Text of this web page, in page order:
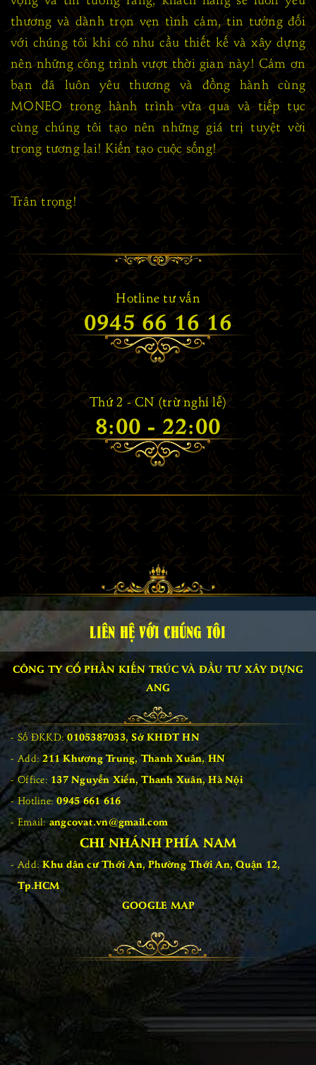
thương và dành trọn vẹn tình cảm, tin tưởng đối
với chúng tôi khi có nhu cầu thiết kế và xây dựng
nên những công trình vượt thời gian này! Cảm ơn
bạn đã luôn yêu thương và đồng hành cùng
MONEO trong hành trình vừa qua và tiếp tục
cùng chúng tôi tạo nên những giá trị tuyệt vời
trong tương lai! Kiến tạo cuộc sống!
Trân trọng!
Hotline tư vấn
0945 66 16 16
Thứ 2 - CN (trừ nghỉ lễ)
8:00 - 22:00
LIÊN HỆ VỚI CHÚNG TÔI
CÔNG TY CỔ PHẦN KIẾN TRÚC VÀ ĐẦU TƯ XÂY DỰNG
ANG
Số ĐKKD:0105387033, Sở KHĐT HN
Add:211 Khương Trung, Thanh Xuân, HN
Office:137 Nguyễn Xiển, Thanh Xuân, Hà Nội
Hotline:0945 661 616
Email:angcovat.vn@gmail.com
CHI NHÁNH PHÍA NAM
Add:Khu dân cư Thới An, Phường Thới An, Quận 12,
Tp.HCM
GOOGLE MAP